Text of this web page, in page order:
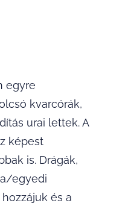
egyre
kvarcórák,
urai lettek. A
képest
is. Drágák,
egyedi
és a